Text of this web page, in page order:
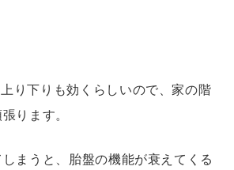
り下りも効くらしいので、家の階
ります。
まうと、胎盤の機能が衰えてくる